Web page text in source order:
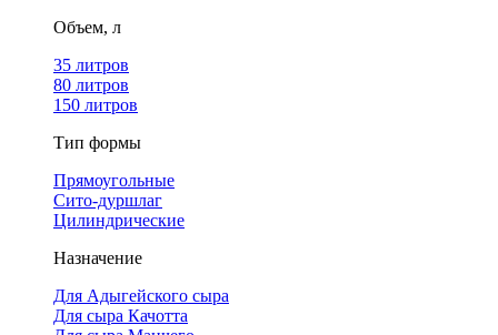
Объем, л
35 литров
80 литров
150 литров
Тип формы
Прямоугольные
Сито-дуршлаг
Цилиндрические
Назначение
Для Адыгейского сыра
Для сыра Качотта